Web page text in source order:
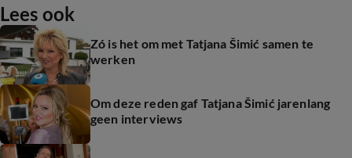
Lees ook
Zó is het om met Tatjana Šimić samen te
werken
Om deze reden gaf Tatjana Šimić jarenlang
geen interviews